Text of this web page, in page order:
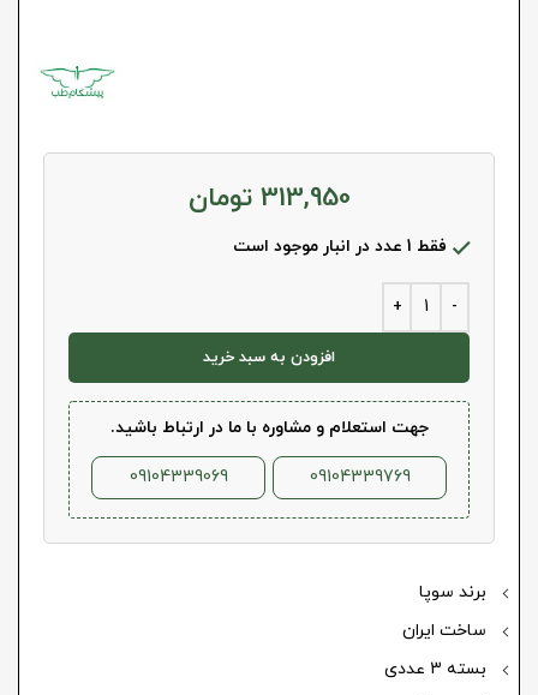
برند سوپا
ساخت ایران
بسته 3 عددی
313,950 تومان
فقط 1 عدد در انبار موجود است
افزودن به سبد خرید
جهت استعلام و مشاوره با ما در ارتباط باشید.
09104339769
09104339069